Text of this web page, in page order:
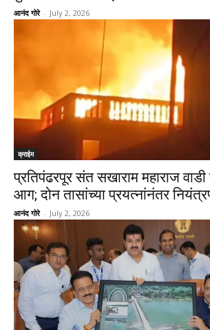
आनंद गोरे - July 2, 2026
क्राईम
प्रतिपंढरपूर संत सखाराम महाराज
आग; दोन तासांच्या प्रयत्नांनंतर
आनंद गोरे - July 2, 2026